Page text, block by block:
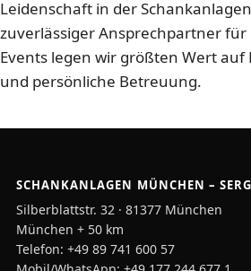
Leidenschaft in der
zuverlässiger Ansprechpartner
Events legen wir größten Wert auf
und persönliche Betreuung.
SCHANKANLAGEN MÜNCHEN –
Silberblattstr. 32 · 81377 München
München + 50 km
Telefon: +49 89 741 600 57